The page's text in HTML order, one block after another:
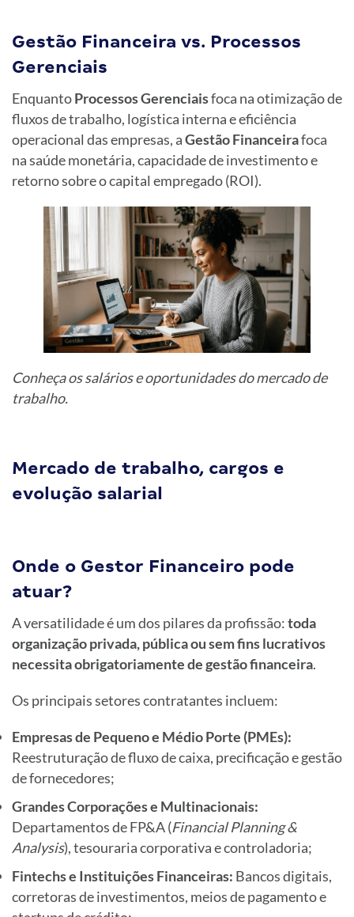
Gestão Financeira vs. Processos
Gerenciais
EnquantoProcessos Gerenciaisfoca na otimização de
fluxos de trabalho, logística interna e eficiência
operacional das empresas, aGestão Financeirafoca
na saúde monetária, capacidade de investimento e
retorno sobre o capital empregado (ROI).
Conheça os salários e oportunidades do mercado de
trabalho.
Mercado de trabalho, cargos e
evolução salarial
Onde o Gestor Financeiro pode
atuar?
A versatilidade é um dos pilares da profissão:toda
organização privada, pública ou sem fins lucrativos
necessita obrigatoriamente de gestão financeira.
Os principais setores contratantes incluem:
Empresas de Pequeno e Médio Porte (PMEs):
Reestruturação de fluxo de caixa, precificação e gestão
de fornecedores;
Grandes Corporações e Multinacionais:
Departamentos de FP&A (Financial Planning &
Analysis), tesouraria corporativa e controladoria;
Fintechs e Instituições Financeiras: Bancos digitais,
corretoras de investimentos, meios de pagamento e